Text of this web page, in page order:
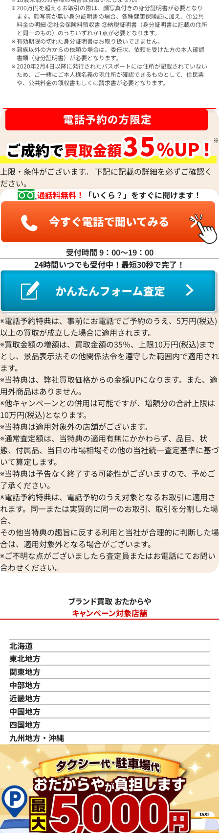
200万円を超えるお取引の際は、顔写真付きの身分証明書が必要となり
ます。顔写真が無い身分証明書の場合、各種健康保険証に加え、①公共
料金の明細 ②社会保険料領収書 ③納税証明書（身分証明書に記載の住所
と同一のもの）のうちいずれか1点が必要となります。
有効期限の切れた身分証明書はお取り扱いできません。
親族以外の方からの依頼の場合は、委任状、依頼を受けた方の本人確認
書類（身分証明書）が必要となります。
2020年2月4日以降に発行されたパスポートには住所が記載されていない
ため、ご一緒にご本人様名義の現住所が確認できるものとして、住民票
や、公共料金の領収書もしくは請求書が必要となります。
上限・条件がございます。 下記に記載の詳細を必ずご確認く
ださい。
通話料無料！
「いくら？」をすぐに聞けます！
受付時間 9：00〜19：00
24時間いつでも受付中！最短30秒で完了！
※電話予約特典は、事前にお電話でご予約のうえ、5万円(税込)
以上の買取が成立した場合に適用されます。
※買取金額の増額は、買取金額の35％、上限10万円(税込)まで
とし、景品表示法その他関係法令を遵守した範囲内で適用され
ます。
※当特典は、弊社買取価格からの金額UPになります。また、適
用外商品はありません。
※他キャンペーンとの併用は可能ですが、増額分の合計上限は
10万円(税込)となります。
※当特典は適用対象外の店舗がございます。
※通常査定額は、当特典の適用有無にかかわらず、品目、状
態、付属品、当日の市場相場その他の当社統一査定基準に基づ
いて算定します。
※当特典は予告なく終了する可能性がございますので、予めご
了承ください。
※電話予約特典は、電話予約のうえ対象となるお取引に適用さ
れます。同一または実質的に同一のお取引、取引を分割した場
合、
その他当特典の趣旨に反する利用と当社が合理的に判断した場
合は、適用対象外となる場合がございます。
※ご不明な点がございましたら査定員またはお電話にてお問い
合わせください。
ブランド買取 おたからや
キャンペーン対象店舗
北海道
東北地方
青森県
岩手県
宮城県
秋田県
山形県
福島県
関東地方
東京都
神奈川県
埼玉県
千葉県
茨城県
栃木県
群馬県
中部地方
新潟県
富山県
石川県
山梨県
長野県
岐阜県
静岡県
愛知県
近畿地方
三重県
滋賀県
京都府
兵庫県
奈良県
和歌山県
中国地方
鳥取県
島根県
広島県
山口県
四国地方
徳島県
愛媛県
九州地方・沖縄
佐賀県
長崎県
熊本県
大分県
宮崎県
鹿児島県